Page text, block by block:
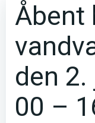
Åbent
den
00 –